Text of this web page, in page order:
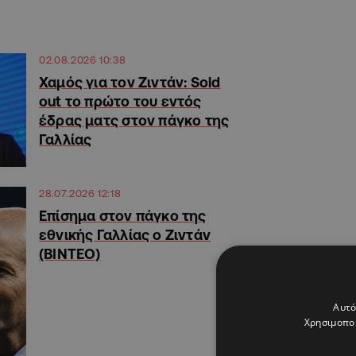
02.08.2026 10:38
Χαμός για τον Ζιντάν: Sold
out το πρώτο του εντός
έδρας ματς στον πάγκο της
Γαλλίας
28.07.2026 12:18
Επίσημα στον πάγκο της
εθνικής Γαλλίας ο Ζιντάν
(ΒΙΝΤΕΟ)